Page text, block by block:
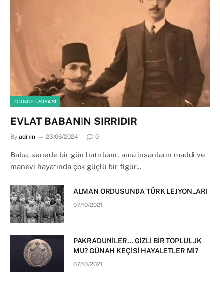
GÜNCEL-SIYASI
EVLAT BABANIN SIRRIDIR
By admin 23/06/2024 0
Baba, senede bir gün hatırlanır, ama insanların maddi ve
manevi hayatında çok güçlü bir figür…
ALMAN ORDUSUNDA TÜRK LEJYONLARI
07/10/2021
PAKRADUNİLER… GİZLİ BİR TOPLULUK
MU? GÜNAH KEÇİSİ HAYALETLER Mİ?
07/10/2021